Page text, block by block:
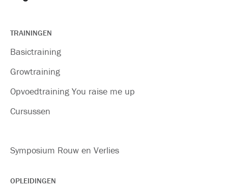
TRAININGEN
Basictraining
Growtraining
Opvoedtraining You raise me up
Cursussen
Symposium Rouw en Verlies
OPLEIDINGEN